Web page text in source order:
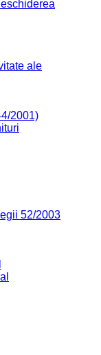
ale
2001)
52/2003